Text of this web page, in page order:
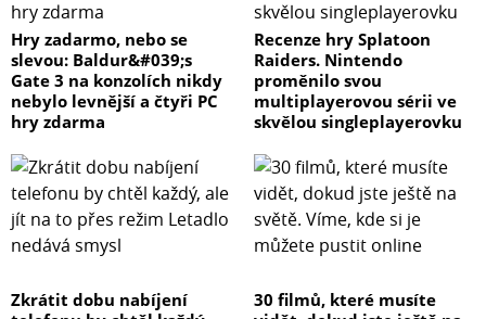
Hry zadarmo, nebo se
slevou: Baldur&#039;s
Gate 3 na konzolích nikdy
nebylo levnější a čtyři PC
hry zdarma
Recenze hry Splatoon
Raiders. Nintendo
proměnilo svou
multiplayerovou sérii ve
skvělou singleplayerovku
Zkrátit dobu nabíjení
30 filmů, které musíte